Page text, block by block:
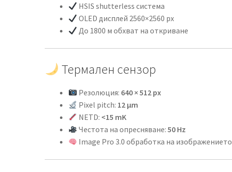
HSIS shutterless система
OLED дисплей 2560×2560 px
До 1800 м обхват на откриване
Термален сензор
Резолюция: 640 × 512 px
Pixel pitch: 12 μm
NETD: <15 mK
Честота на опресняване: 50 Hz
Image Pro 3.0 обработка на изображението